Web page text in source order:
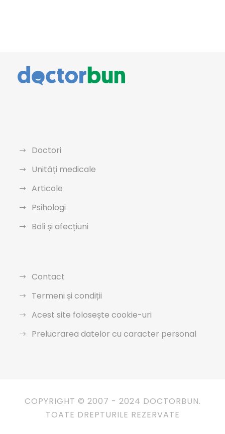
Doctori
Unități medicale
Articole
Psihologi
Boli și afecțiuni
Contact
Termeni și condiții
Acest site folosește cookie-uri
Prelucrarea datelor cu caracter personal
COPYRIGHT © 2007 - 2024 DOCTORBUN.
TOATE DREPTURILE REZERVATE